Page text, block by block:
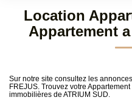
Sélectionnez...
Type de bien
Créer une alerte
Location
Appartement
Sur notre site consultez les
FREJUS. Trouvez votre
immobilières de ATRIUM SUD.